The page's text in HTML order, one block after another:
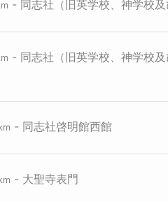
- 同志社（旧英学校、神学校
- 同志社（旧英学校、神学校
- 同志社啓明館西館
- 大聖寺表門